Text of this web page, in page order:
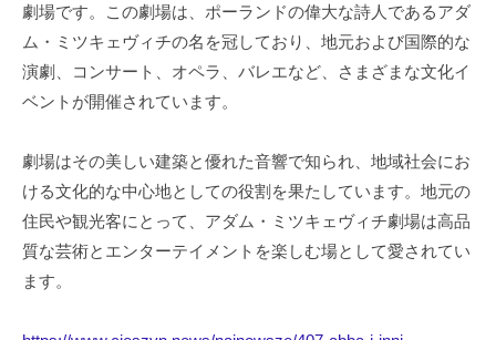
劇場です。この劇場は、ポーランドの偉大な詩人であるアダ
ム・ミツキェヴィチの名を冠しており、地元および国際的な
演劇、コンサート、オペラ、バレエなど、さまざまな文化イ
ベントが開催されています。
劇場はその美しい建築と優れた音響で知られ、地域社会にお
ける文化的な中心地としての役割を果たしています。地元の
住民や観光客にとって、アダム・ミツキェヴィチ劇場は高品
質な芸術とエンターテイメントを楽しむ場として愛されてい
ます。